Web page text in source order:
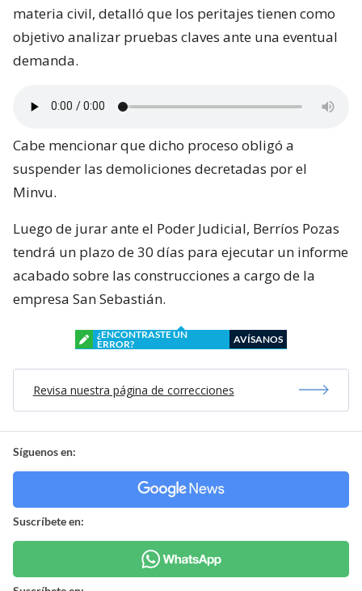
materia civil, detalló que los peritajes tienen como
objetivo analizar pruebas claves ante una eventual
demanda.
Cabe mencionar que dicho proceso obligó a
suspender las demoliciones decretadas por el
Minvu.
Luego de jurar ante el Poder Judicial, Berríos Pozas
tendrá un plazo de 30 días para ejecutar un informe
acabado sobre las construcciones a cargo de la
empresa San Sebastián.
¿ENCONTRASTE UN
ERROR?
AVÍSANOS
Revisa nuestra página de correcciones
Síguenos en:
Suscríbete en: